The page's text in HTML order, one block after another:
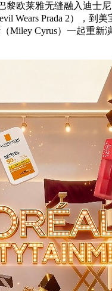
黎欧莱雅无缝融入迪士
Wears Prada 2），到
Miley Cyrus）一起重新